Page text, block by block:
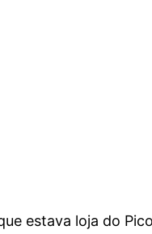
estava loja do